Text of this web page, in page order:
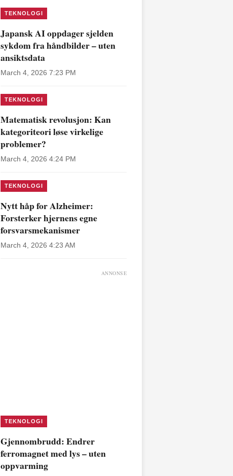
TEKNOLOGI
Japansk AI oppdager sjelden
sykdom fra håndbilder – uten
ansiktsdata
March 4, 2026 7:23 PM
TEKNOLOGI
Matematisk revolusjon: Kan
kategoriteori løse virkelige
problemer?
March 4, 2026 4:24 PM
TEKNOLOGI
Nytt håp for Alzheimer:
Forsterker hjernens egne
forsvarsmekanismer
March 4, 2026 4:23 AM
ANNONSE
TEKNOLOGI
Gjennombrudd: Endrer
ferromagnet med lys – uten
oppvarming